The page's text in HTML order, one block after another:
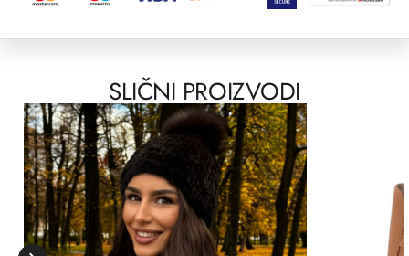
SLIČNI PROIZVODI